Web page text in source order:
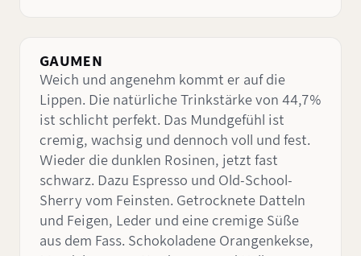
GAUMEN
Weich und angenehm kommt er auf die
Lippen. Die natürliche Trinkstärke von 44,7%
ist schlicht perfekt. Das Mundgefühl ist
cremig, wachsig und dennoch voll und fest.
Wieder die dunklen Rosinen, jetzt fast
schwarz. Dazu Espresso und Old-School-
Sherry vom Feinsten. Getrocknete Datteln
und Feigen, Leder und eine cremige Süße
aus dem Fass. Schokoladene Orangenkekse,